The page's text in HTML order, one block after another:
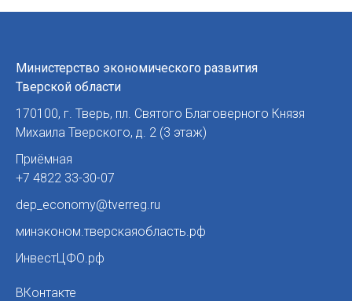
Министерство экономического развития
Тверской области
170100, г. Тверь, пл. Святого Благоверного Князя
Михаила Тверского, д. 2 (3 этаж)
Приёмная
+7 4822 33-30-07
dep_economy@tverreg.ru
минэконом.тверскаяобласть.рф
ИнвестЦФО.рф
ВКонтакте